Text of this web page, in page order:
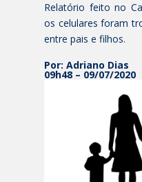
Relatório feito no
os celulares foram
entre pais e filhos.
Por: Adriano Dias
09h48 – 09/07/2020